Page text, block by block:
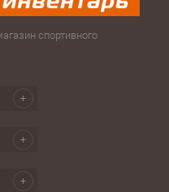
спортивного